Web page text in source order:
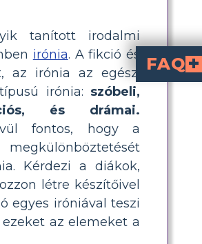
tanított irodalmi
irónia. A fikció és
az irónia az egész.
irónia: szóbeli,
és drámai.
fontos, hogy a
Kérdezi a diákok,
létre készítőivel
egyes iróniával teszi
az elemeket a
FAQ